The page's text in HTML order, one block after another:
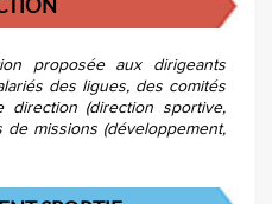
proposée aux dirigeants
des ligues, des comités
(direction sportive,
missions (développement,